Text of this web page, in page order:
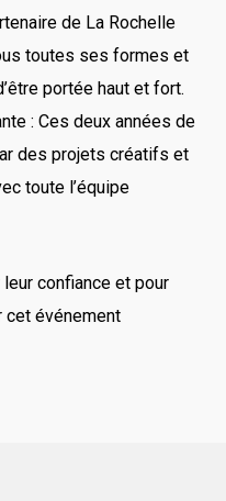
de La Rochelle
toutes ses formes et
portée haut et fort.
: Ces deux années de
des projets créatifs et
toute l’équipe
confiance et pour
cet événement